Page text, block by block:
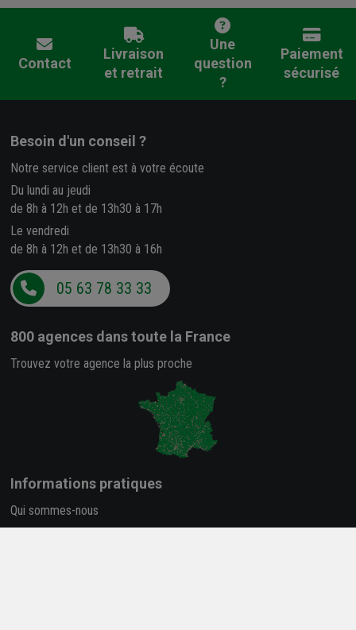
Contact
Livraison
et retrait
Une
question
?
Paiement
sécurisé
Besoin d'un conseil ?
Notre service client est à votre écoute
Du lundi au jeudi
de 8h à 12h et de 13h30 à 17h
Le vendredi
de 8h à 12h et de 13h30 à 16h
05 63 78 33 33
800 agences dans toute la France
Trouvez votre agence la plus proche
Informations pratiques
Qui sommes-nous
Nos salles d'exposition